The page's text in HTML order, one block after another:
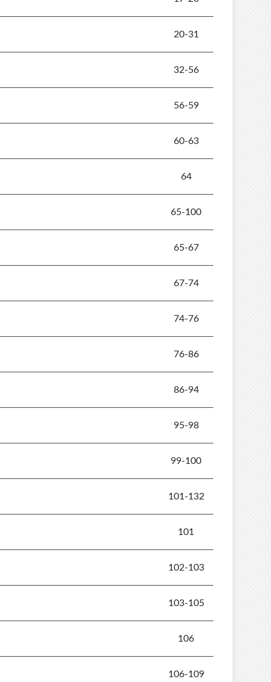
20-31
32-56
56-59
60-63
64
65-100
65-67
67-74
74-76
76-86
86-94
95-98
99-100
101-132
101
102-103
103-105
106
106-109